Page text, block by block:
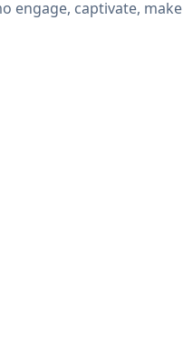
engage, captivate, make